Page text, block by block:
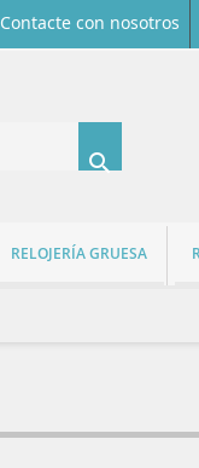
Contacte con nosotros

RELOJERÍA GRUESA